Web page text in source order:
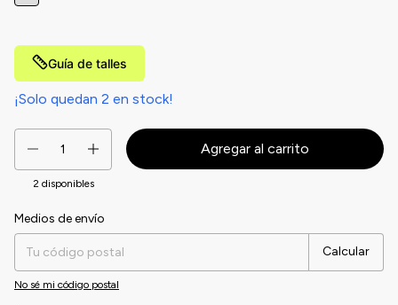
Guía de talles
¡Solo quedan 2 en stock!
2 disponibles
Entregas para el CP:
Medios de envío
Calcular
No sé mi código postal